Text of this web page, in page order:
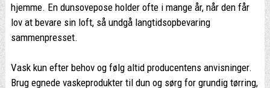
hjemme. En dunsovepose holder ofte i mange år, når den får
lov at bevare sin loft, så undgå langtidsopbevaring
sammenpresset.
Vask kun efter behov og følg altid producentens anvisninger.
Brug egnede vaskeprodukter til dun og sørg for grundig tørring,